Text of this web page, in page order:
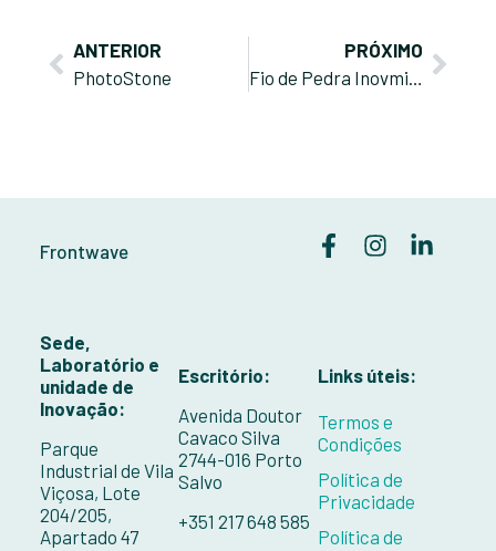
ANTERIOR
PhotoStone
PRÓXIMO
Frontwave
Sede,
Laboratório e
unidade de
Inovação:
Parque
Industrial de Vila
Viçosa, Lote
204/205,
Apartado 47
Escritório:
Avenida Doutor
Cavaco Silva
2744-016 Porto
Salvo
+351 217 648 585
Links úteis:
Termos e
Condições
Política de
Privacidade
Política de